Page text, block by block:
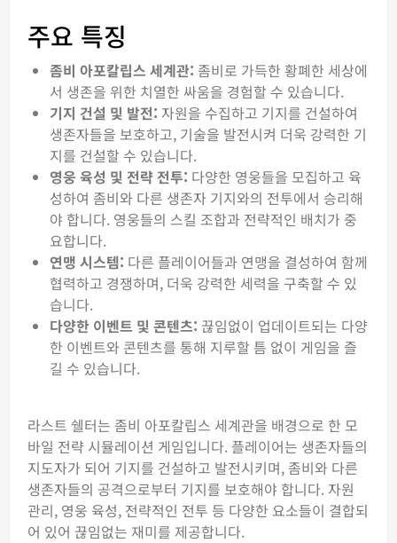
주요 특징
좀비 아포칼립스 세계관: 좀비로 가득한 황폐한 세상에
서 생존을 위한 치열한 싸움을 경험할 수 있습니다.
기지 건설 및 발전: 자원을 수집하고 기지를 건설하여
생존자들을 보호하고, 기술을 발전시켜 더욱 강력한 기
지를 건설할 수 있습니다.
영웅 육성 및 전략 전투: 다양한 영웅들을 모집하고 육
성하여 좀비와 다른 생존자 기지와의 전투에서 승리해
야 합니다. 영웅들의 스킬 조합과 전략적인 배치가 중
요합니다.
연맹 시스템: 다른 플레이어들과 연맹을 결성하여 함께
협력하고 경쟁하며, 더욱 강력한 세력을 구축할 수 있
습니다.
다양한 이벤트 및 콘텐츠: 끊임없이 업데이트되는 다양
한 이벤트와 콘텐츠를 통해 지루할 틈 없이 게임을 즐
길 수 있습니다.
라스트 쉘터는 좀비 아포칼립스 세계관을 배경으로 한 모
바일 전략 시뮬레이션 게임입니다. 플레이어는 생존자들의
지도자가 되어 기지를 건설하고 발전시키며, 좀비와 다른
생존자들의 공격으로부터 기지를 보호해야 합니다. 자원
관리, 영웅 육성, 전략적인 전투 등 다양한 요소들이 결합되
어 있어 끊임없는 재미를 제공합니다.